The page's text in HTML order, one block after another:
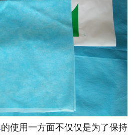
的使用一方面不仅仅是为了保持